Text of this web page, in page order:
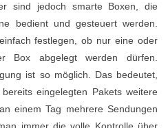
sind jedoch smarte Boxen, die
bedient und gesteuert werden.
festlegen, ob nur eine oder
Box abgelegt werden dürfen.
ist so möglich. Das bedeutet,
eingelegten Pakets weitere
einem Tag mehrere Sendungen